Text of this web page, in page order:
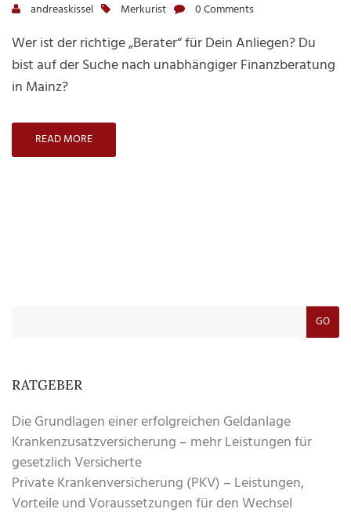
andreaskissel Merkurist 0 Comments
Wer ist der richtige „Berater“ für Dein Anliegen? Du
bist auf der Suche nach unabhängiger Finanzberatung
in Mainz?
READ MORE
GO
RATGEBER
Die Grundlagen einer erfolgreichen Geldanlage
Krankenzusatzversicherung – mehr Leistungen für
gesetzlich Versicherte
Private Krankenversicherung (PKV) – Leistungen,
Vorteile und Voraussetzungen für den Wechsel